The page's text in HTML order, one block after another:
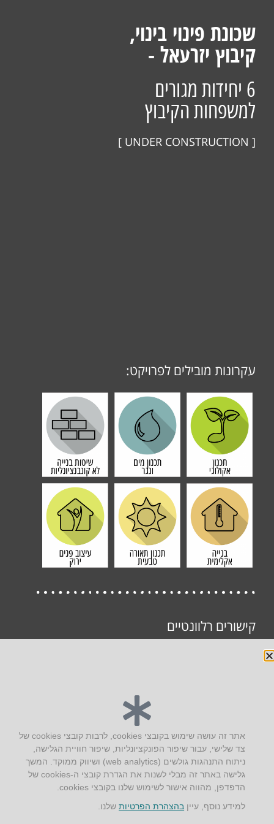
שכונת פינוי בינוי,
קיבוץ יזרעאל -
6 יחידות מגורים
למשפחות הקיבוץ
[ UNDER CONSTRUCTION ]
עקרונות מובילים לפרויקט:
קישורים רלוונטיים
טלפון:04-8772469
אתר זה עושה שימוש בקובצי cookies, לרבות קובצי cookies של
צד שלישי, עבור שיפור הפונקציונליות, שיפור חוויית הגלישה,
ניתוח התנהגות גולשים (web analytics) ושיווק ממוקד. המשך
גלישה באתר זה מבלי לשנות את הגדרת קובצי ה-cookies של
הדפדפן, מהווה אישור לשימוש שלנו בקובצי cookies.
למידע נוסף, עיין בהצהרת הפרטיותשלנו.